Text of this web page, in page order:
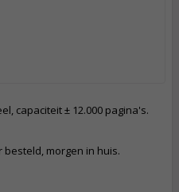
capaciteit ± 12.000 pagina's.
besteld, morgen in huis.